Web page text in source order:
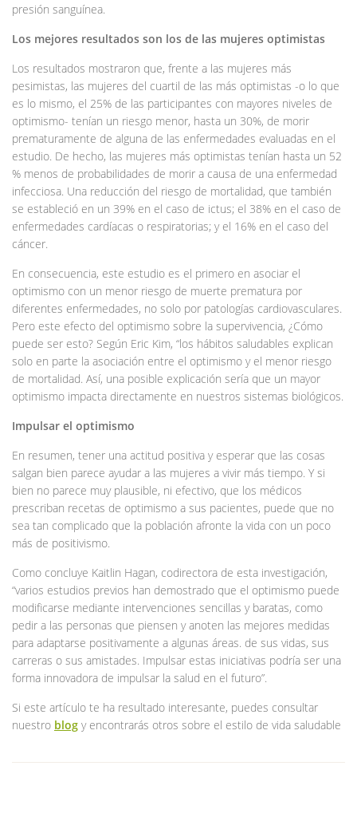
presión sanguínea.
Los mejores resultados son los de las mujeres optimistas
Los resultados mostraron que, frente a las mujeres más
pesimistas, las mujeres del cuartil de las más optimistas -o lo que
es lo mismo, el 25% de las participantes con mayores niveles de
optimismo- tenían un riesgo menor, hasta un 30%, de morir
prematuramente de alguna de las enfermedades evaluadas en el
estudio. De hecho, las mujeres más optimistas tenían hasta un 52
% menos de probabilidades de morir a causa de una enfermedad
infecciosa. Una reducción del riesgo de mortalidad, que también
se estableció en un 39% en el caso de ictus; el 38% en el caso de
enfermedades cardíacas o respiratorias; y el 16% en el caso del
cáncer.
En consecuencia, este estudio es el primero en asociar el
optimismo con un menor riesgo de muerte prematura por
diferentes enfermedades, no solo por patologías cardiovasculares.
Pero este efecto del optimismo sobre la supervivencia, ¿Cómo
puede ser esto? Según Eric Kim, “los hábitos saludables explican
solo en parte la asociación entre el optimismo y el menor riesgo
de mortalidad. Así, una posible explicación sería que un mayor
optimismo impacta directamente en nuestros sistemas biológicos.
Impulsar el optimismo
En resumen, tener una actitud positiva y esperar que las cosas
salgan bien parece ayudar a las mujeres a vivir más tiempo. Y si
bien no parece muy plausible, ni efectivo, que los médicos
prescriban recetas de optimismo a sus pacientes, puede que no
sea tan complicado que la población afronte la vida con un poco
más de positivismo.
Como concluye Kaitlin Hagan, codirectora de esta investigación,
“varios estudios previos han demostrado que el optimismo puede
modificarse mediante intervenciones sencillas y baratas, como
pedir a las personas que piensen y anoten las mejores medidas
para adaptarse positivamente a algunas áreas. de sus vidas, sus
carreras o sus amistades. Impulsar estas iniciativas podría ser una
forma innovadora de impulsar la salud en el futuro”.
Si este artículo te ha resultado interesante, puedes consultar
nuestro blog y encontrarás otros sobre el estilo de vida saludable